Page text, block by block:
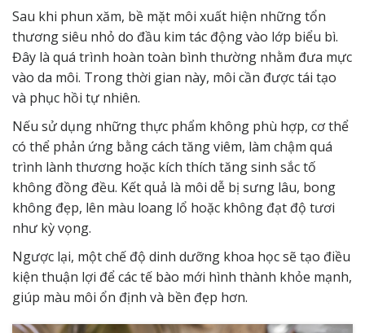
Sau khi phun xăm, bề mặt môi xuất hiện những tổn
thương siêu nhỏ do đầu kim tác động vào lớp biểu bì.
Đây là quá trình hoàn toàn bình thường nhằm đưa mực
vào da môi. Trong thời gian này, môi cần được tái tạo
và phục hồi tự nhiên.
Nếu sử dụng những thực phẩm không phù hợp, cơ thể
có thể phản ứng bằng cách tăng viêm, làm chậm quá
trình lành thương hoặc kích thích tăng sinh sắc tố
không đồng đều. Kết quả là môi dễ bị sưng lâu, bong
không đẹp, lên màu loang lổ hoặc không đạt độ tươi
như kỳ vọng.
Ngược lại, một chế độ dinh dưỡng khoa học sẽ tạo điều
kiện thuận lợi để các tế bào mới hình thành khỏe mạnh,
giúp màu môi ổn định và bền đẹp hơn.